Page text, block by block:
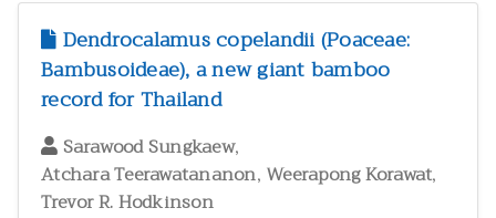
Dendrocalamus copelandii (Poaceae:
Bambusoideae), a new giant bamboo
record for Thailand
Sarawood Sungkaew,
Atchara Teerawatananon, Weerapong Korawat,
Trevor R. Hodkinson